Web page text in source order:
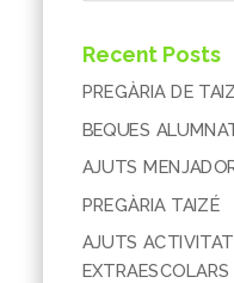
Recent Posts
PREGÀRIA DE
BEQUES
AJUTS
PREGÀRIA TAIZÉ
AJUTS